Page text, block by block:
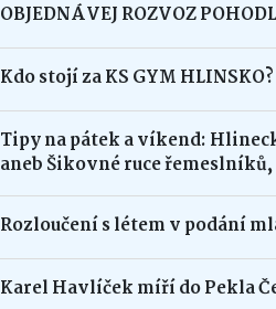
OBJEDNÁVEJ ROZVOZ
Kdo stojí za KS GYM HLINSKO?
Tipy na pátek a víkend:
aneb Šikovné ruce
Rozloučení s létem v podání
Karel Havlíček míří do Pekla